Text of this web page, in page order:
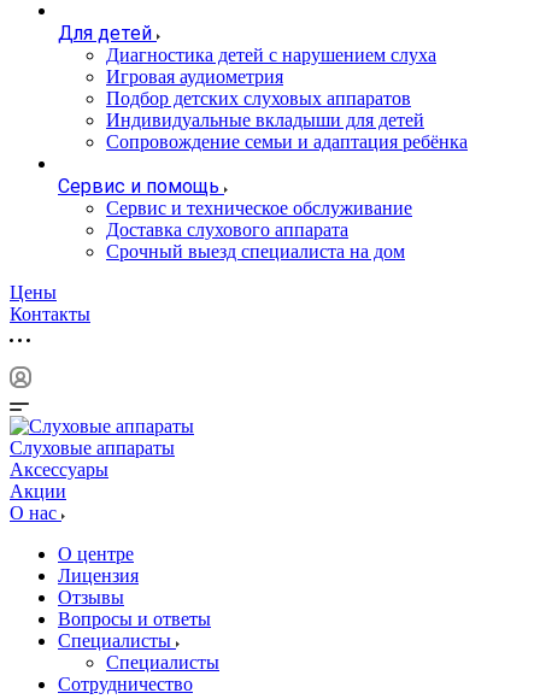
Для детей
Диагностика детей с нарушением слуха
Игровая аудиометрия
Подбор детских слуховых аппаратов
Индивидуальные вкладыши для детей
Сопровождение семьи и адаптация ребёнка
Сервис и помощь
Сервис и техническое обслуживание
Доставка слухового аппарата
Срочный выезд специалиста на дом
Цены
Контакты
Слуховые аппараты
Аксессуары
Акции
О нас
О центре
Лицензия
Отзывы
Вопросы и ответы
Специалисты
Специалисты
Сотрудничество